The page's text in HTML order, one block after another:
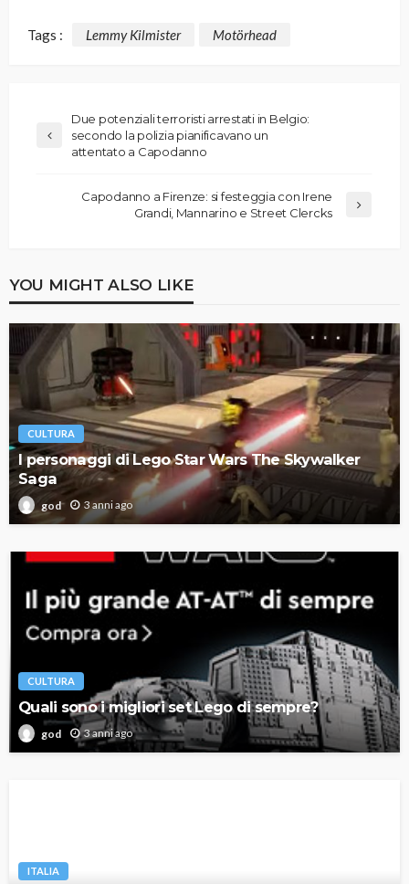
Tags : Lemmy Kilmister Motörhead
Due potenziali terroristi arrestati in Belgio:
secondo la polizia pianificavano un
attentato a Capodanno
Capodanno a Firenze: si festeggia con Irene
Grandi, Mannarino e Street Clercks
YOU MIGHT ALSO LIKE
CULTURA
I personaggi di Lego Star Wars The Skywalker
Saga
god 3 anni ago
CULTURA
Quali sono i migliori set Lego di sempre?
god 3 anni ago
ITALIA